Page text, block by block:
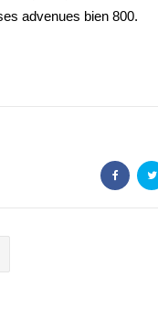
advenues bien 800.